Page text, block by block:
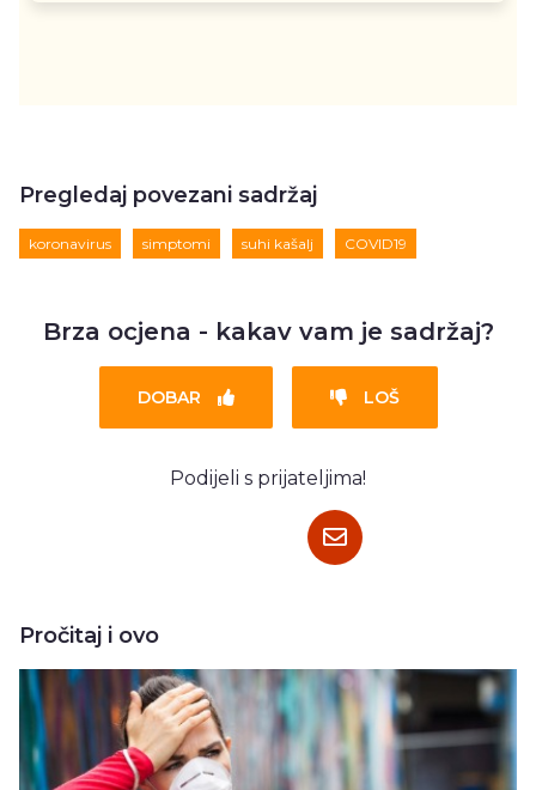
Pregledaj povezani sadržaj
koronavirus simptomi suhi kašalj COVID19
Brza ocjena - kakav vam je sadržaj?
DOBAR LOŠ
Podijeli s prijateljima!
Pročitaj i ovo